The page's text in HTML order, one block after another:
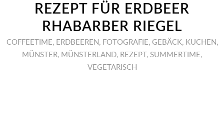
REZEPT FÜR ERDBEER
RHABARBER RIEGEL
COFFEETIME, ERDBEEREN , FOTOGRAFIE, GEBÄCK, KUCHEN ,
MÜNSTER, MÜNSTERLAND, REZEPT, SUMMERTIME,
VEGETARISCH